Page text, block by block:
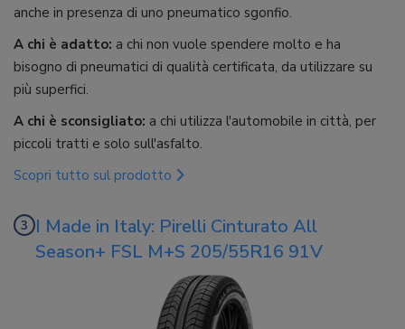
anche in presenza di uno pneumatico sgonfio.
A chi è adatto: a chi non vuole spendere molto e ha
bisogno di pneumatici di qualità certificata, da utilizzare su
più superfici.
A chi è sconsigliato: a chi utilizza l'automobile in città, per
piccoli tratti e solo sull'asfalto.
Scopri tutto sul prodotto
I Made in Italy: Pirelli Cinturato All
Season+ FSL M+S 205/55R16 91V